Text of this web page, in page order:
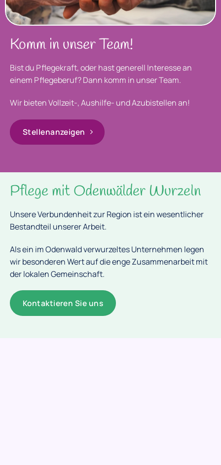
Komm in unser Team!
Bist du Pflegekraft, oder hast generell Interesse an
einem Pflegeberuf? Dann komm in unser Team.
Wir bieten Vollzeit-, Aushilfe- und Azubistellen an!
Stellenanzeigen
Pflege mit Odenwälder Wurzeln
Unsere Verbundenheit zur Region ist ein wesentlicher
Bestandteil unserer Arbeit.
Als ein im Odenwald verwurzeltes Unternehmen legen
wir besonderen Wert auf die enge Zusammenarbeit mit
der lokalen Gemeinschaft.
Kontaktieren Sie uns